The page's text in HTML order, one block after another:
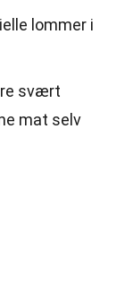
lommer i
svært
mat selv